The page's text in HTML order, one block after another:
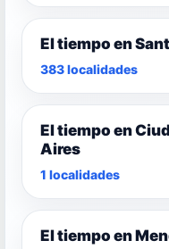
El tiempo en
383 localidades
El tiempo en
Aires
1 localidades
El tiempo en